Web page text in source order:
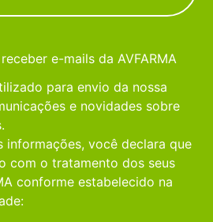
e-mails da AVFARMA
para envio da nossa
e novidades sobre
informações, você declara que
com o tratamento dos seus
conforme estabelecido na